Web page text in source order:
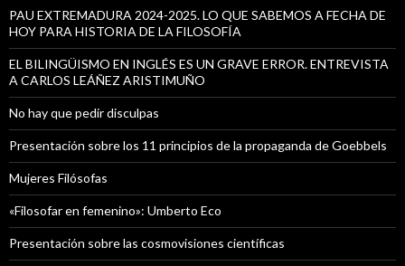
PAU EXTREMADURA 2024-2025. LO QUE SABEMOS A FECHA DE
HOY PARA HISTORIA DE LA FILOSOFÍA
EL BILINGÜISMO EN INGLÉS ES UN GRAVE ERROR. ENTREVISTA
A CARLOS LEÁÑEZ ARISTIMUÑO
No hay que pedir disculpas
Presentación sobre los 11 principios de la propaganda de Goebbels
Mujeres Filósofas
«Filosofar en femenino»: Umberto Eco
Presentación sobre las cosmovisiones científicas